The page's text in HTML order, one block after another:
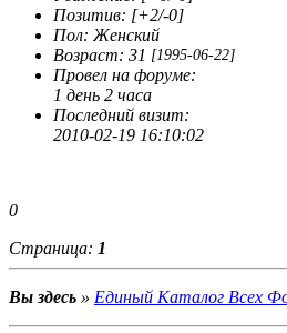
разными никами,но потом жизнь
личностями,перевернувшими
Они вряд ли даже подозревают
Сначала они мне не
оказалось,что всё это глупости.
начала новую
увлекаюсь:литературой(совершенно
мимолётное увлечение.
Позитив: [+2/-0]
Пол: Женский
Возраст: 31 [1995-06-22]
Провел на форуме:
1 день 2 часа
Последний визит:
2010-02-19 16:10:02
0
Страница: 1
Вы здесь » Единый Каталог Всех